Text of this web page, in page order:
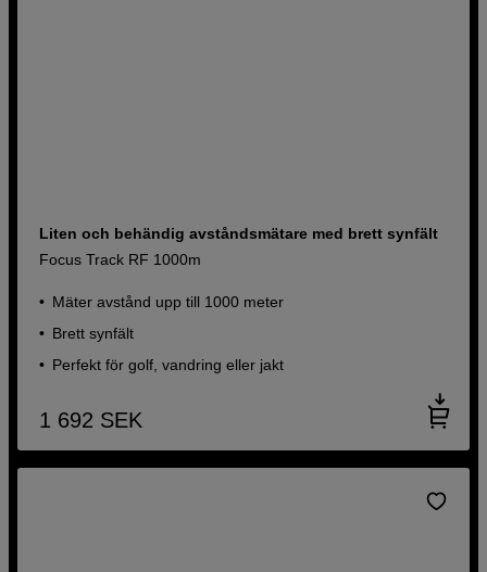
Liten och behändig avståndsmätare med brett synfält
Focus Track RF 1000m
Mäter avstånd upp till 1000 meter
Brett synfält
Perfekt för golf, vandring eller jakt
1 692 SEK